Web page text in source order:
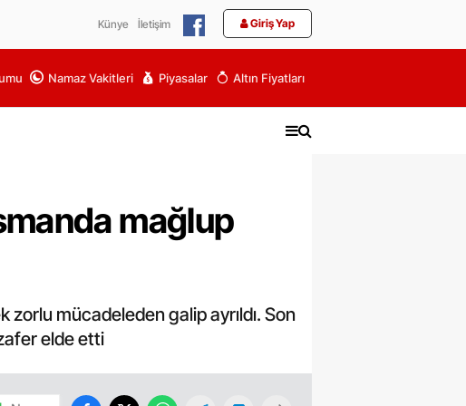
Künye İletişim Giriş Yap
Namaz Vakitleri Piyasalar Altın Fiyatları
mağlup
mücadeleden galip ayrıldı. Son
elde etti